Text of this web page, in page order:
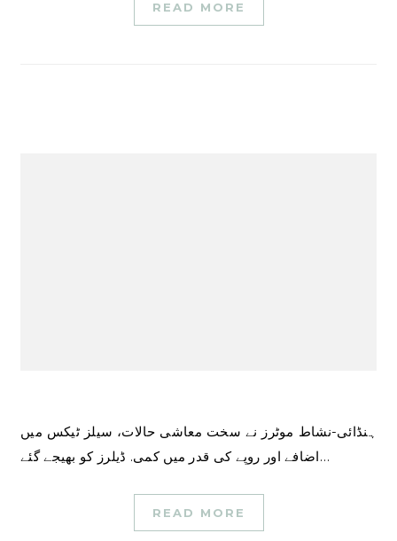
READ MORE
ہنڈائی-نشاط موٹرز نے سخت معاشی حالات، سیلز ٹیکس میں
اضافے اور روپے کی قدر میں کمی. ڈیلرز کو بھیجے گئے…
READ MORE